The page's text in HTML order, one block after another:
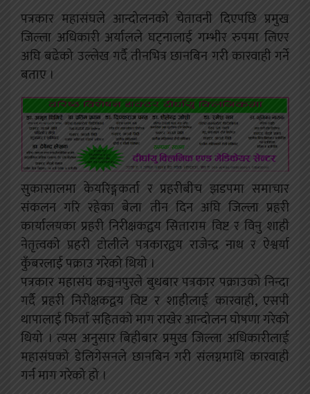
पत्रकार महासंघले आन्दोलनको चेतावनी दिएपछि प्रमुख
जिल्ला अधिकारी अर्यालले घट्नालाई गम्भीर रुपमा लिएर
अघि बढेको उल्लेख गर्दै तीनभित्र छानबिन गरी कारवाही गर्ने
बताए ।
सुकासालमा केयरिङ्गकर्ता र प्रहरीबीच झडपमा समाचार
संकलन गरि रहेका बेला तीन दिन अघि जिल्ला प्रहरी
कार्यालयका प्रहरी निरीक्षकद्वय सिताराम विष्ट र विनु शाही
नेतृत्वको प्रहरी टोलीले पत्रकारद्वय राजेन्द्र नाथ र ऐश्वर्या
कुँबरलाई पक्राउ गरेको थियो ।
पत्रकार महासंघ कञ्चनपुरले बुधबार पत्रकार पक्राउको निन्दा
गर्दै प्रहरी निरीक्षकद्वय विष्ट र शाहीलाई कारवाही, एसपी
थापालाई फिर्ता सहितको माग राखेर आन्दोलन घोषणा गरेको
थियो । त्यस अनुसार बिहीबार प्रमुख जिल्ला अधिकारीलाई
महासंघको डेलिगेसनले छानबिन गरी संलग्नमाथि कारवाही
गर्न माग गरेको हो ।